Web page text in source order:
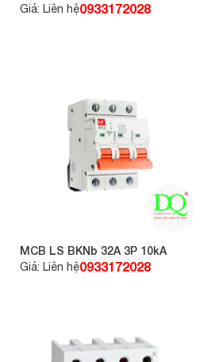
Giá: Liên hệ0933172028
MCB LS BKNb 32A 3P 10kA
Giá: Liên hệ0933172028